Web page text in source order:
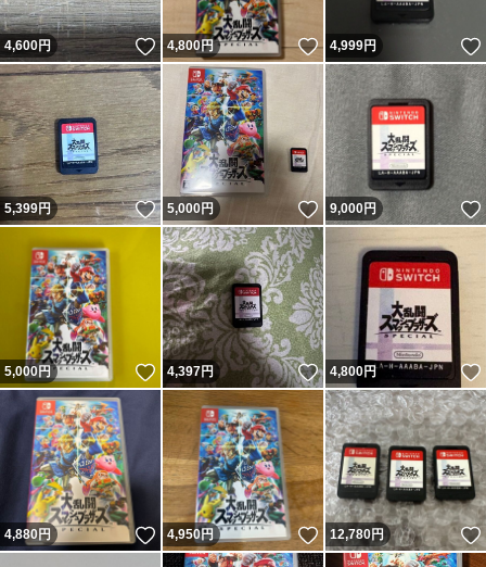
4,600円 いいね！
4,800円 いいね！
4,999円
5,399円 いいね！
5,000円 いいね！
9,000円
5,000円 いいね！
4,397円 いいね！
4,800円
4,880円 いいね！
4,950円 いいね！
12,780円